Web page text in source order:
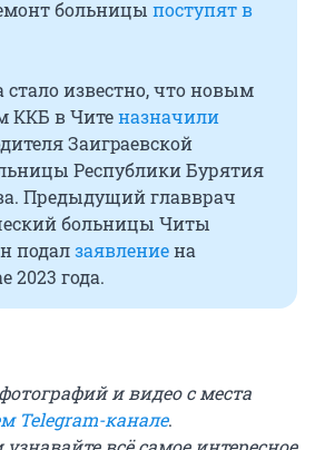
больницы поступят в
стало известно, что новым
ККБ в Читеназначили
Зaигpaeвcкoй
Республики Бурятия
Предыдущий главврач
больницы Читы
подалзаявлениена
2023 года.
и видео с места
Telegram-канале.